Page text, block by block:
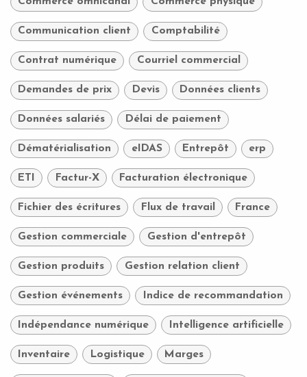
Communication client Comptabilité
Contrat numérique Courriel commercial
Demandes de prix Devis Données clients
Données salariés Délai de paiement
Dématérialisation eIDAS Entrepôt erp
ETI Factur-X Facturation électronique
Fichier des écritures Flux de travail France
Gestion commerciale Gestion d'entrepôt
Gestion produits Gestion relation client
Gestion événements Indice de recommandation
Indépendance numérique Intelligence artificielle
Inventaire Logistique Marges